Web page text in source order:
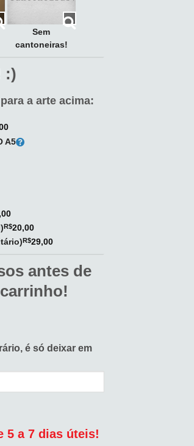
Sem
cantoneiras!
:)
a arte acima:
A5
R$20,00
R$29,00
antes de
é só deixar em
5 a 7 dias úteis!